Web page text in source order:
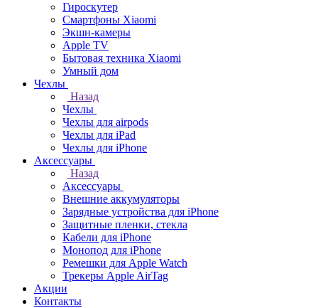
Гироскутер
Смартфоны Xiaomi
Экшн-камеры
Apple TV
Бытовая техника Xiaomi
Умный дом
Чехлы
Назад
Чехлы
Чехлы для airpods
Чехлы для iPad
Чехлы для iPhone
Аксессуары
Назад
Аксессуары
Внешние аккумуляторы
Зарядные устройства для iPhone
Защитные пленки, стекла
Кабели для iPhone
Монопод для iPhone
Ремешки для Apple Watch
Трекеры Apple AirTag
Акции
Контакты